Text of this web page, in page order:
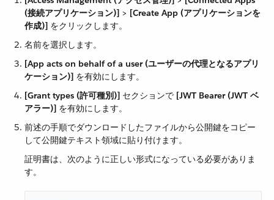
(接続アプリケーション)] ​ > ​ [Create App (アプリケーションを
作成)] ​ をクリックします。
名前を選択します。
[App acts on behalf of a user (ユーザーの代理となるアプリ
ケーション)] ​ を有効にします。
[Grant types (許可種別)] ​ セクションで ​ [JWT Bearer (JWT ベ
アラー)] ​ を有効にします。
前述の手順でダウンロードしたファイルから公開鍵をコピー
して公開鍵テキスト領域に貼り付けます。
証明書は、次のように正しい形式になっている必要がありま
す。